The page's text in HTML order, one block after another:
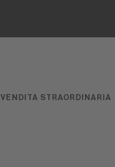
VENDITA STRAORDINARIA